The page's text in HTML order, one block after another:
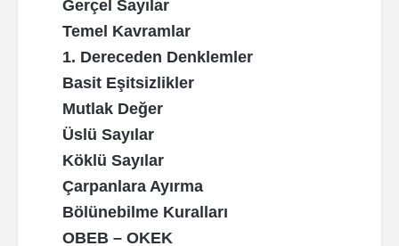
Türkçe , Edebiyat
Coğrafya
Felsefe - Mantık Psikoloji Sosyoloji
Tüm Dersler
Edebiyat-Sosyal Bilimler
Biyoloji
Türkçe - Edebiyat
Felsefe - Mantık Psikoloji Sosyoloji
Fen Bilimleri
Çalışma Çizelgeleri
Sınav Puan Hesaplama
Tercih Robotu
Puan Hesaplama
Meslekler Rehberi
Motivasyon Rehberi
İletişim
Gerçel Sayılar
Temel Kavramlar
1. Dereceden Denklemler
Basit Eşitsizlikler
Mutlak Değer
Üslü Sayılar
Köklü Sayılar
Çarpanlara Ayırma
Bölünebilme Kuralları
OBEB – OKEK